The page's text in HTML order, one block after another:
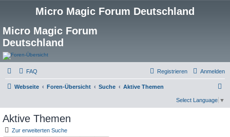
Micro Magic Forum Deutschland
Micro Magic Forum
Deutschland
FAQ Anmelden
Registrieren
Webseite Foren-Übersicht Suche Aktive Themen
Select Language ▼
Aktive Themen
Zur erweiterten Suche